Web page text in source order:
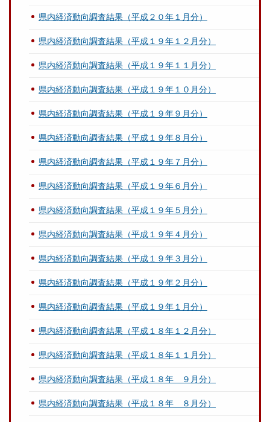
県内経済動向調査結果（平成２０年１月分）
県内経済動向調査結果（平成１９年１２月分）
県内経済動向調査結果（平成１９年１１月分）
県内経済動向調査結果（平成１９年１０月分）
県内経済動向調査結果（平成１９年９月分）
県内経済動向調査結果（平成１９年８月分）
県内経済動向調査結果（平成１９年７月分）
県内経済動向調査結果（平成１９年６月分）
県内経済動向調査結果（平成１９年５月分）
県内経済動向調査結果（平成１９年４月分）
県内経済動向調査結果（平成１９年３月分）
県内経済動向調査結果（平成１９年２月分）
県内経済動向調査結果（平成１９年１月分）
県内経済動向調査結果（平成１８年１２月分）
県内経済動向調査結果（平成１８年１１月分）
県内経済動向調査結果（平成１８年 ９月分）
県内経済動向調査結果（平成１８年 ８月分）